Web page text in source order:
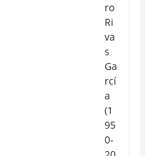
ro
Ri
va
s
Ga
rcí
a
(1
95
0-